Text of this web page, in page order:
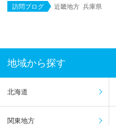
訪問ブログ 近畿地方 兵庫県
地域から探す
北海道
関東地方